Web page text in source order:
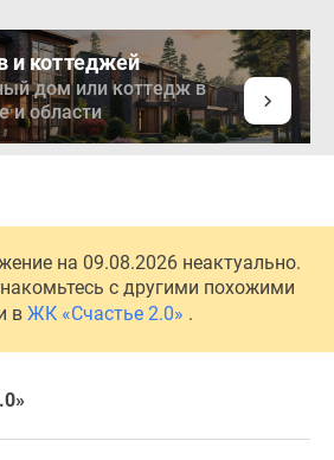
и коттеджей
дом или коттедж в
и области
на 09.08.2026 неактуально.
с другими похожими
в ЖК «Счастье 2.0» .